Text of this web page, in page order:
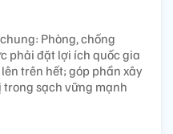
Phòng, chống
phải đặt lợi ích quốc gia
trên hết; góp phần xây
sạch vững mạnh